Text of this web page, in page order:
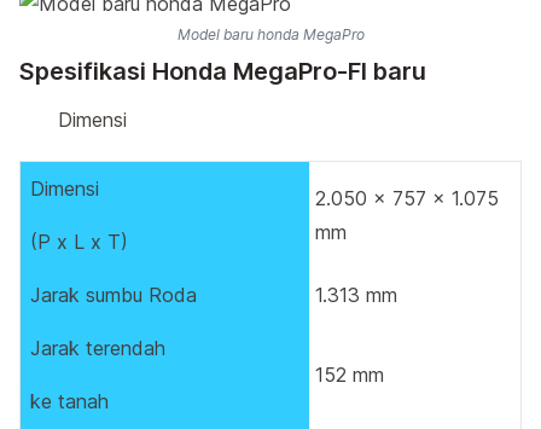
Model baru honda MegaPro
Spesifikasi Honda MegaPro-FI baru
Dimensi
Dimensi
(P x L x T)
2.050 x 757 x 1.075
mm
Jarak sumbu Roda 1.313 mm
Jarak terendah
ke tanah
152 mm